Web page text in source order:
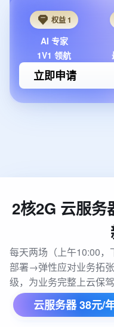
权益 1
AI 专家
1V1 领航
立即申请
2核2G 云服务
每天两场（上午10:00
部署→弹性应对业务拓
级，为业务完整上云保
云服务器 38元/